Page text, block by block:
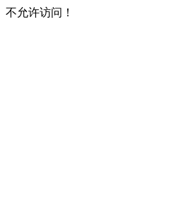
不允许访问！